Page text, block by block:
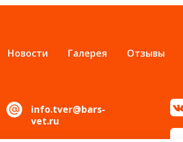
Новости Галерея Отзывы
info.tver@bars-
vet.ru